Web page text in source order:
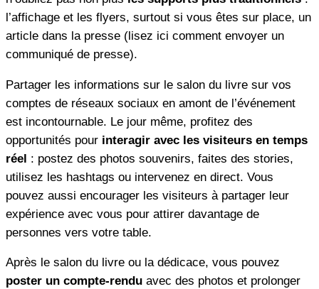
l’affichage et les flyers, surtout si vous êtes sur place, un
article dans la presse (lisez ici comment envoyer un
communiqué de presse).
Partager les informations sur le salon du livre sur vos
comptes de réseaux sociaux en amont de l’événement
est incontournable. Le jour même, profitez des
opportunités pour interagir avec les visiteurs en temps
réel : postez des photos souvenirs, faites des stories,
utilisez les hashtags ou intervenez en direct. Vous
pouvez aussi encourager les visiteurs à partager leur
expérience avec vous pour attirer davantage de
personnes vers votre table.
Après le salon du livre ou la dédicace, vous pouvez
poster un compte-rendu avec des photos et prolonger